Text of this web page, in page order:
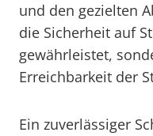
und den gezielten
die Sicherheit auf
gewährleistet,
Erreichbarkeit der
Ein zuverlässiger